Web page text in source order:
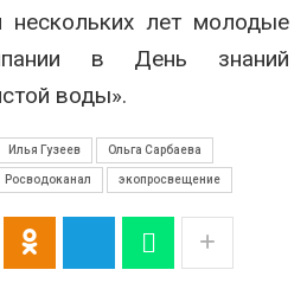
нескольких лет молодые
в День знаний
воды».
Илья Гузеев Ольга Сарбаева
Росводоканал экопросвещение